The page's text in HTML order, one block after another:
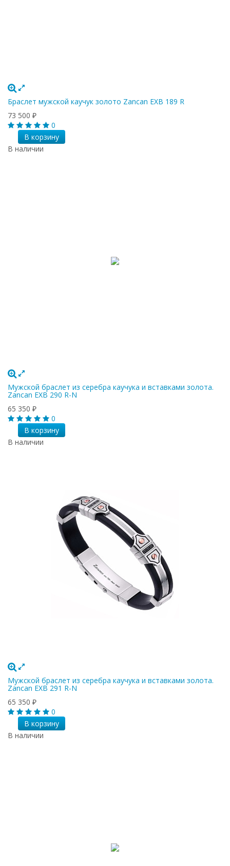
Браслет мужской каучук золото Zancan EXB 189 R
73 500 ₽
0
В корзину
В наличии
Мужской браслет из серебра каучука и вставками золота.
Zancan EXB 290 R-N
65 350 ₽
0
В корзину
В наличии
Мужской браслет из серебра каучука и вставками золота.
Zancan EXB 291 R-N
65 350 ₽
0
В корзину
В наличии